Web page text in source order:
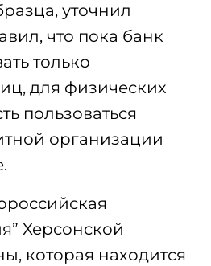
уточнил
что пока банк
только
для физических
пользоваться
организации
Херсонской
которая находится